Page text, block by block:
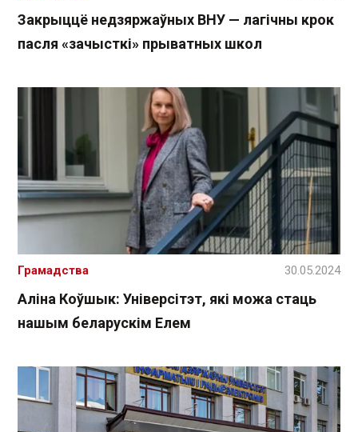
Закрыццё недзяржаўных ВНУ — лагічны крок
пасля «зачысткі» прыватных школ
Аліна Коўшык: Універсітэт, які можа стаць
нашым беларускім Елем
Грамадства 30.05.2024